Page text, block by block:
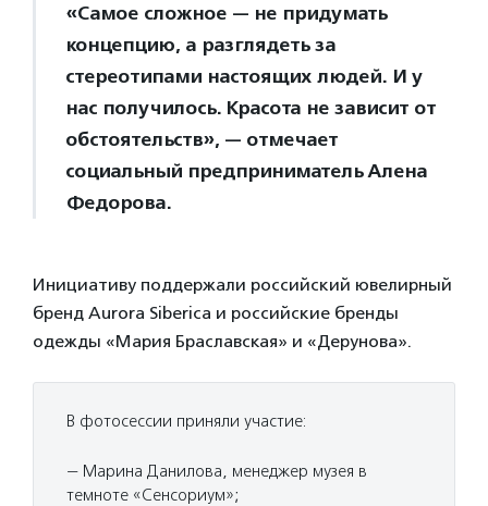
«Самое сложное — не придумать
концепцию, а разглядеть за
стереотипами настоящих людей. И у
нас получилось. Красота не зависит от
обстоятельств», — отмечает
социальный предприниматель Алена
Федорова.
Инициативу поддержали российский ювелирный
бренд Aurora Siberica и российские бренды
одежды «Мария Браславская» и «Дерунова».
В фотосессии приняли участие:
— Марина Данилова, менеджер музея в
темноте «Сенсориум»;